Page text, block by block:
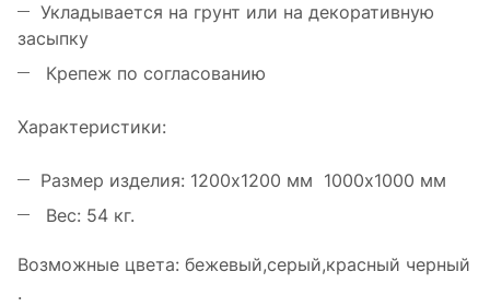
Укладывается на грунт или на декоративную
засыпку
Крепеж по согласованию
Характеристики:
Размер изделия: 1200х1200 мм 1000х1000 мм
Вес: 54 кг.
Возможные цвета: бежевый,серый,красный черный
.